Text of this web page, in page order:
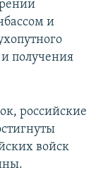
и
получения
российские
войск